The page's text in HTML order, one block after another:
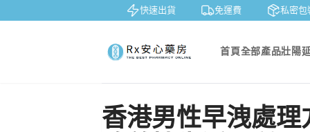
快速出貨 免運費 私密包裝
首頁全部產品壯陽
香港男性早洩處